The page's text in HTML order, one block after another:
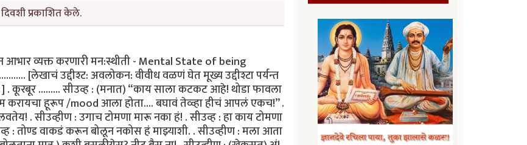
प्रकाशित केले.
आभार व्यक्त करणारी मन:स्थीती - Mental State of being
[लेखाचं उद्दीश्ट: अवलोकन: वीवीध वळणं घेत मूख्य उद्दीश्टा पर्यन्त
कूरबूर ......... सीउव्ह : (मनात) “काय साला कटकट आहे! थोडा फावला
हूरूप /mood आला होता.... बघावं तेव्व्हा हीचं आपलं एकच!” .
. सीउव्हीण : उगाच टोमणा मारू नका हं! . सीउव्ह : हा काय टोमणा
: तोण्ड वाकडं करून बोलून नकोस हं माझ्याशी. . सीउव्हीण : मला आता